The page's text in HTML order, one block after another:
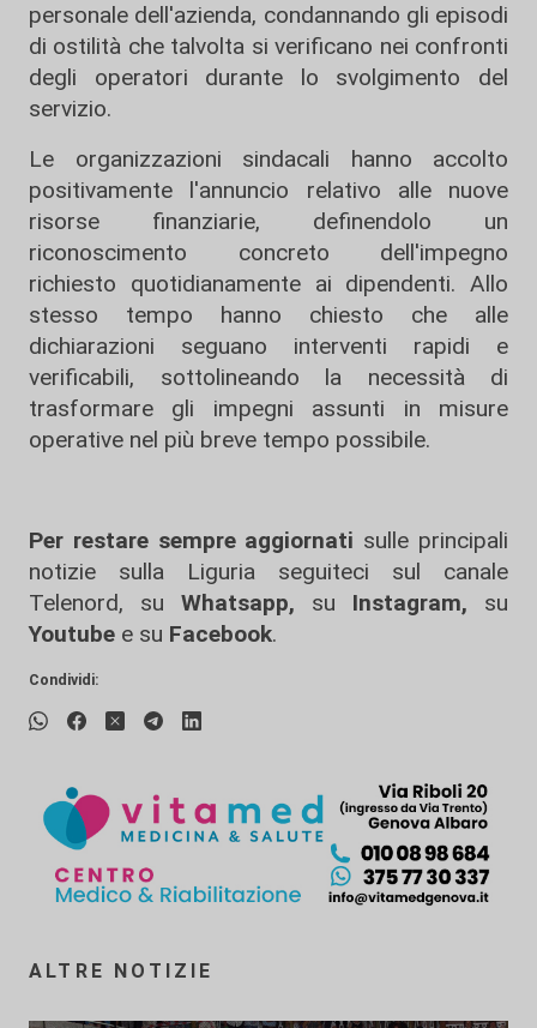
personale dell'azienda, condannando gli episodi
di ostilità che talvolta si verificano nei confronti
degli operatori durante lo svolgimento del
servizio.
Le organizzazioni sindacali hanno accolto
positivamente l'annuncio relativo alle nuove
risorse finanziarie, definendolo un
riconoscimento concreto dell'impegno
richiesto quotidianamente ai dipendenti. Allo
stesso tempo hanno chiesto che alle
dichiarazioni seguano interventi rapidi e
verificabili, sottolineando la necessità di
trasformare gli impegni assunti in misure
operative nel più breve tempo possibile.
Per restare sempre aggiornati sulle principali
notizie sulla Liguria seguiteci sul canale
Telenord, su
Whatsapp, su Instagram, su
Youtube e su Facebook.
Condividi:
ALTRE NOTIZIE